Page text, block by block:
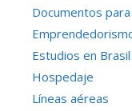
Documentos
Estudios en Brasil
Hospedaje
Líneas aéreas